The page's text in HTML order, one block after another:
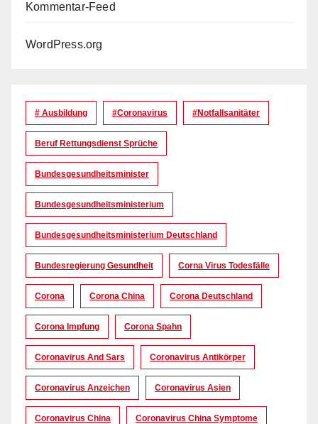
Kommentar-Feed
WordPress.org
# Ausbildung #coronavirus #Notfallsanitäter
Beruf Rettungsdienst Sprüche
Bundesgesundheitsminister
Bundesgesundheitsministerium
Bundesgesundheitsministerium Deutschland
Bundesregierung Gesundheit Corna Virus Todesfälle
Corona Corona China Corona Deutschland
Corona Impfung Corona Spahn
Coronavirus And Sars Coronavirus Antikörper
Coronavirus Anzeichen Coronavirus Asien
Coronavirus China Coronavirus China Symptome